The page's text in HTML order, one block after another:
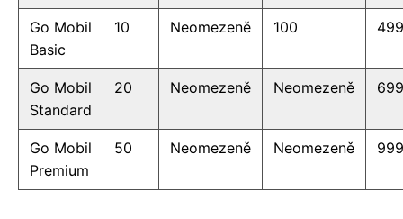
Go Mobil
Basic
10 Neomezeně 100 499
Go Mobil
Standard
20 Neomezeně Neomezeně 699
Go Mobil
Premium
50 Neomezeně Neomezeně 999